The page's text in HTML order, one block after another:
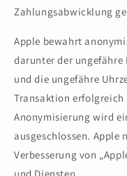
Zahlungsabwicklung
Apple bewahrt
darunter der ungefähre
und die ungefähre
Transaktion erfolgreich
Anonymisierung wird
ausgeschlossen. Apple
Verbesserung von